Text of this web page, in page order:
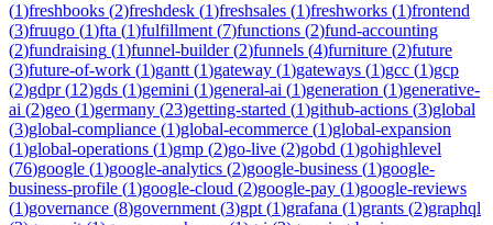
(1)freshbooks (2)freshdesk (1)freshsales (1)freshworks (1)frontend
(3)fruugo (1)fta (1)fulfillment (7)functions (2)fund-accounting
(2)fundraising (1)funnel-builder(2)funnels (4)furniture (2)future
(3)future-of-work (1)gantt (1)gateway (1)gateways (1)gcc (1)gcp
(2)gdpr(12)gds (1)gemini (1)general-ai (1)generation (1)generative-
ai (2)geo (1)germany (23)getting-started (1)github-actions (3)global
(3)global-compliance (1)global-ecommerce (1)global-expansion
(1)global-operations (1)gmp (2)go-live (2)gobd (1)gohighlevel
(76)google (1)google-analytics (2)google-business (1)google-
business-profile (1)google-cloud (2)google-pay (1)google-reviews
(1)governance (8)government (3)gpt (1)grafana (1)grants (2)graphql